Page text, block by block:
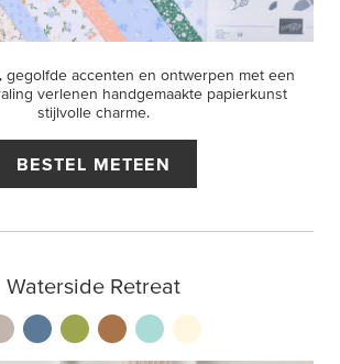
gegolfde accenten en ontwerpen met een
verlenen handgemaakte papierkunst
stijlvolle charme.
BESTEL METEEN
Waterside Retreat